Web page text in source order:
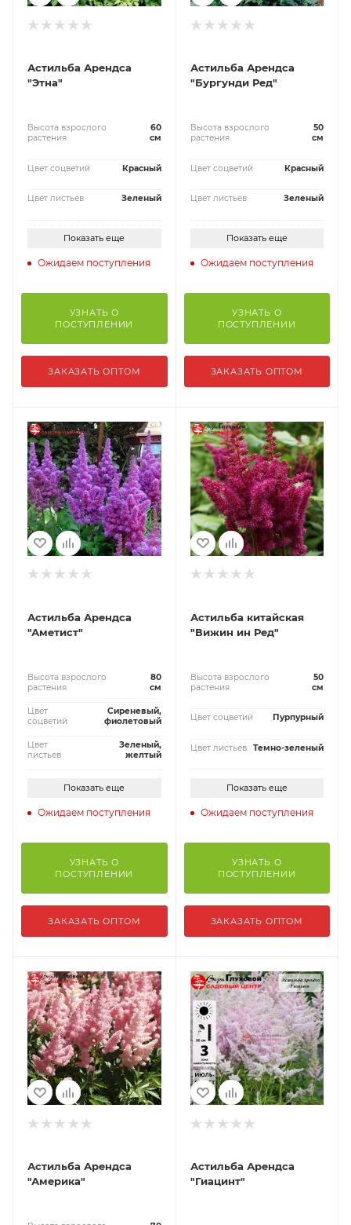
Астильба Арендса
"Этна"
Высота взрослого
растения
60
см
Цвет соцветий Красный
Цвет листьев Зеленый
Показать еще
Ожидаем поступления
УЗНАТЬ О
ПОСТУПЛЕНИИ
ЗАКАЗАТЬ ОПТОМ
Астильба Арендса
"Бургунди Ред"
Высота взрослого
растения
50
см
Цвет соцветий Красный
Цвет листьев Зеленый
Показать еще
Ожидаем поступления
УЗНАТЬ О
ПОСТУПЛЕНИИ
ЗАКАЗАТЬ ОПТОМ
Астильба Арендса
"Аметист"
Высота взрослого
растения
80
см
Цвет
соцветий
Сиреневый,
фиолетовый
Цвет
листьев
Зеленый,
желтый
Показать еще
Ожидаем поступления
УЗНАТЬ О
ПОСТУПЛЕНИИ
ЗАКАЗАТЬ ОПТОМ
Астильба китайская
"Вижин ин Ред"
Высота взрослого
растения
50
см
Цвет соцветий Пурпурный
Цвет листьев Темно-зеленый
Показать еще
Ожидаем поступления
УЗНАТЬ О
ПОСТУПЛЕНИИ
ЗАКАЗАТЬ ОПТОМ
Астильба Арендса
"Америка"
Астильба Арендса
"Гиацинт"